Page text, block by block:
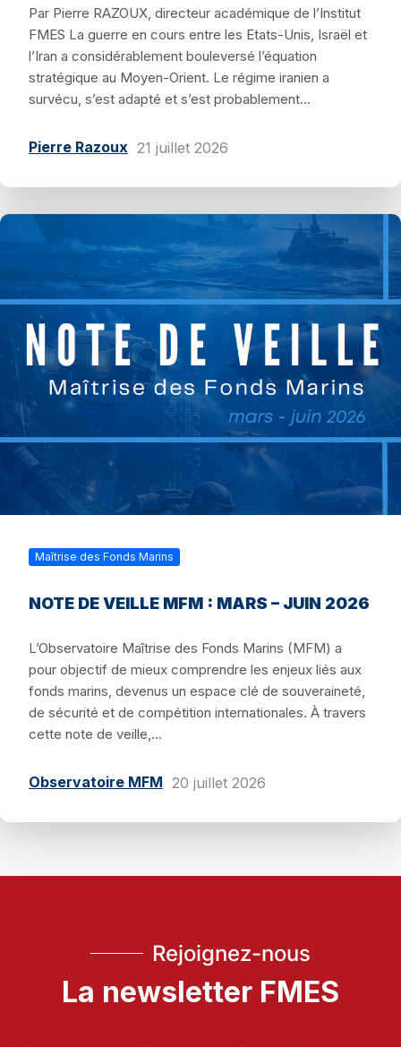
Par Pierre RAZOUX, directeur académique de l’Institut
FMES La guerre en cours entre les Etats-Unis, Israël et
l’Iran a considérablement bouleversé l’équation
stratégique au Moyen-Orient. Le régime iranien a
survécu, s’est adapté et s’est probablement...
Pierre Razoux 21 juillet 2026
Maîtrise des Fonds Marins
NOTE DE VEILLE MFM : MARS – JUIN 2026
L’Observatoire Maîtrise des Fonds Marins (MFM) a
pour objectif de mieux comprendre les enjeux liés aux
fonds marins, devenus un espace clé de souveraineté,
de sécurité et de compétition internationales. À travers
cette note de veille,...
Observatoire MFM 20 juillet 2026
Rejoignez-nous
La newsletter FMES